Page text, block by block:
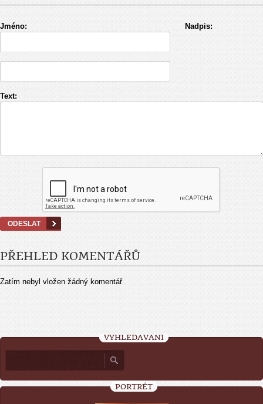
Jméno: Nadpis:
Text:
PŘEHLED KOMENTÁŘŮ
Zatím nebyl vložen žádný komentář
VYHLEDÁVÁNÍ
PORTRÉT